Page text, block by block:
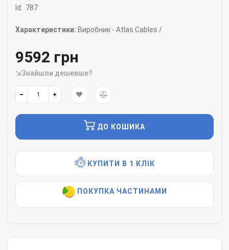
Id: 787
Характеристики: Виробник - Atlas Cables /
9592 грн
⇲Знайшли дешевше?
ДО КОШИКА
КУПИТИ В 1 КЛІК
ПОКУПКА ЧАСТИНАМИ